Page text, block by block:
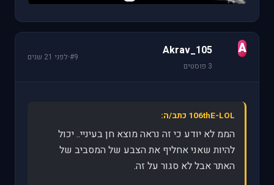
A
Akrav_105
3 פוסטים
#9
·לפני 21 שנים
106thE-LOL כתב/ה:
הממ לא יודע כי זה נראה מוצא חן בעיניי.. יכול
להיות שאני אחליף את הצבע של המסביב של
האתר אבל לא סגור על זה.